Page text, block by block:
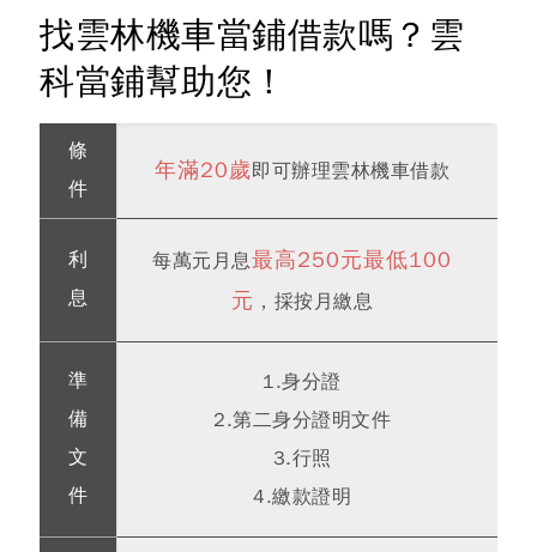
找雲林機車當鋪借款嗎？雲
科當鋪幫助您！
條
件
年滿20歲即可辦理雲林機車借款
利
息
每萬元月息最高250元最低100
元 ，採按月繳息
準
備
文
件
1.身分證
2.第二身分證明文件
3.行照
4.繳款證明